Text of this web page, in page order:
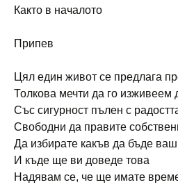
Както в началото
Припев
Цял един живот се предлага
Толкова мечти да го изживеем
Със сигурност пълен с
Свободни да правите
Да избирате какъв да бъде
И къде ще ви доведе това
Надявам се, че ще имате